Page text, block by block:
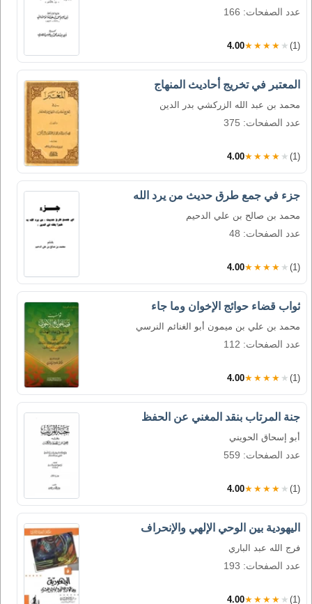
عدد الصفحات: 166
4.00★★★★★ (1)
المعتبر في تخريج أحاديث المنهاج
محمد بن عبد الله الزركشي بدر الدين
عدد الصفحات: 375
4.00★★★★★ (1)
جزء في جمع طرق حديث من يرد الله
محمد بن صالح بن علي الدحيم
عدد الصفحات: 48
4.00★★★★★ (1)
ثواب قضاء حوائج الإخوان وما جاء
محمد بن علي بن ميمون أبو الغنائم النرسي
عدد الصفحات: 112
4.00★★★★★ (1)
جنة المرتاب بنقد المغني عن الحفظ
أبو إسحاق الحويني
عدد الصفحات: 559
4.00★★★★★ (1)
اليهودية بين الوحي الإلهي والإنحراف
فرج الله عبد الباري
عدد الصفحات: 193
4.00★★★★★ (1)